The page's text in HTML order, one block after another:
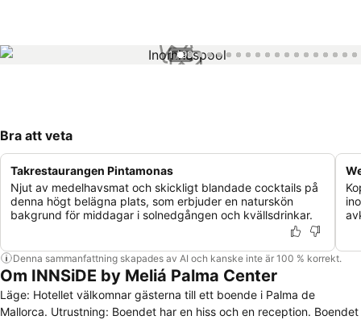
1 / 99
Bra att veta
Takrestaurangen Pintamonas
Njut av medelhavsmat och skickligt blandade cocktails på
denna högt belägna plats, som erbjuder en naturskön
bakgrund för middagar i solnedgången och kvällsdrinkar.
Denna sammanfattning skapades av AI och kanske inte är 100 % korrekt.
Om INNSiDE by Meliá Palma Center
Läge: Hotellet välkomnar gästerna till ett boende i Palma de
Mallorca. Utrustning: Boendet har en hiss och en reception. Boendet